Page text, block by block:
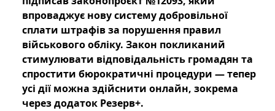
впроваджує нову систему добровільної
сплати штрафів за порушення правил
військового обліку. Закон покликаний
стимулювати відповідальність громадян та
спростити бюрократичні процедури — тепер
усі дії можна здійснити онлайн, зокрема
через додаток Резерв+.